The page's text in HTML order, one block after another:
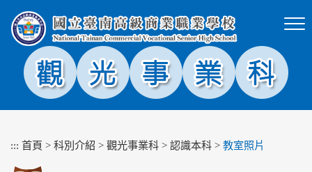
塊
::: 首頁 > 科別介紹 > 觀光事業科 > 認識本科 > 教室照片